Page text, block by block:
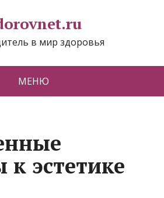
в мир здоровья
МЕНЮ
к эстетике